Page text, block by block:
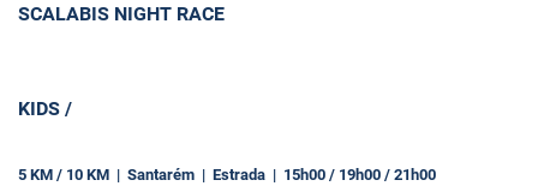
SCALABIS NIGHT RACE
KIDS /
5 KM / 10 KM | Santarém | Estrada | 15h00 / 19h00 / 21h00